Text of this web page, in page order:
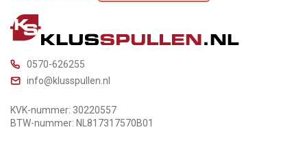
0570-626255
info@klusspullen.nl
KVK-nummer: 30220557
BTW-nummer: NL817317570B01